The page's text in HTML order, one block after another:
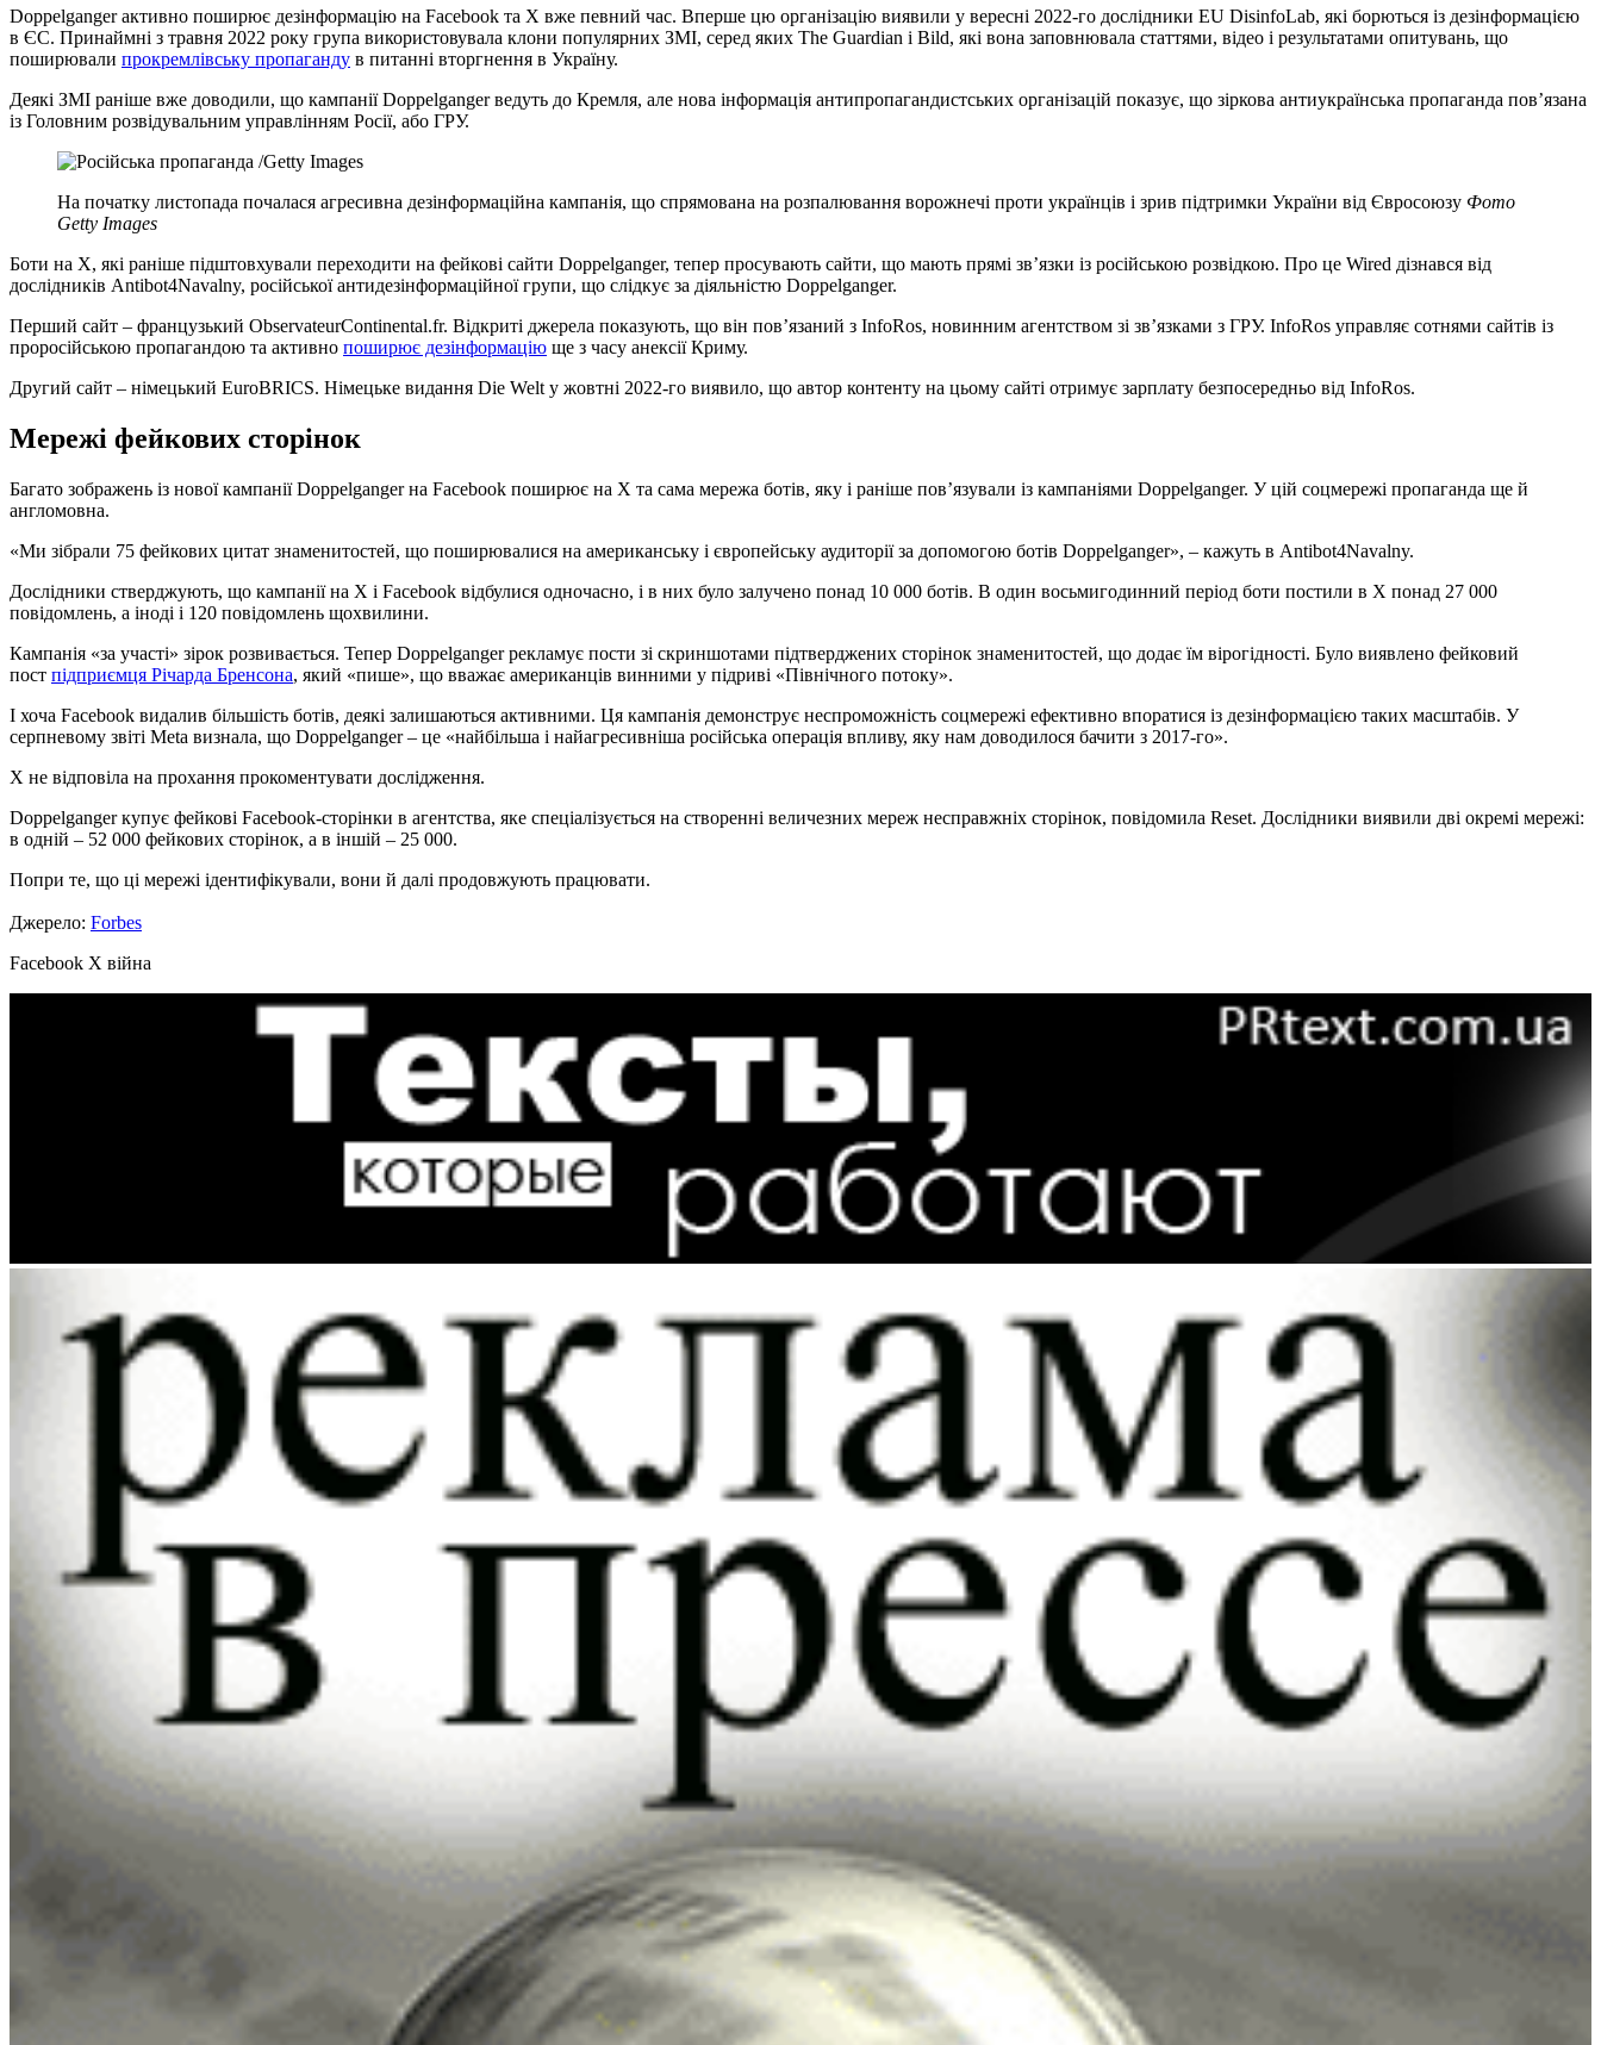
Doppelganger активно поширює дезінформацію на Facebook та X вже певний час. Вперше цю організацію виявили у вересні 2022-го дослідники EU DisinfoLab, які борються із дезінформацією
в ЄС. Принаймні з травня 2022 року група використовувала клони популярних ЗМІ, серед яких The Guardian і Bild, які вона заповнювала статтями, відео і результатами опитувань, що
поширювали прокремлівську пропаганду в питанні вторгнення в Україну.
Деякі ЗМІ раніше вже доводили, що кампанії Doppelganger ведуть до Кремля, але нова інформація антипропагандистських організацій показує, що зіркова антиукраїнська пропаганда повʼязана
із Головним розвідувальним управлінням Росії, або ГРУ.
На початку листопада почалася агресивна дезінформаційна кампанія, що спрямована на розпалювання ворожнечі проти українців і зрив підтримки України від Євросоюзу Фото
Getty Images
Боти на Х, які раніше підштовхували переходити на фейкові сайти Doppelganger, тепер просувають сайти, що мають прямі звʼязки із російською розвідкою. Про це Wired дізнався від
дослідників Antibot4Navalny, російської антидезінформаційної групи, що слідкує за діяльністю Doppelganger.
Перший сайт – французький ObservateurContinental.fr. Відкриті джерела показують, що він повʼязаний з InfoRos, новинним агентством зі звʼязками з ГРУ. InfoRos управляє сотнями сайтів із
проросійською пропагандою та активно поширює дезінформацію ще з часу анексії Криму.
Другий сайт – німецький EuroBRICS. Німецьке видання Die Welt у жовтні 2022-го виявило, що автор контенту на цьому сайті отримує зарплату безпосередньо від InfoRos.
Мережі фейкових сторінок
Багато зображень із нової кампанії Doppelganger на Facebook поширює на Х та сама мережа ботів, яку і раніше повʼязували із кампаніями Doppelganger. У цій соцмережі пропаганда ще й
англомовна.
«Ми зібрали 75 фейкових цитат знаменитостей, що поширювалися на американську і європейську аудиторії за допомогою ботів Doppelganger», – кажуть в Antibot4Navalny.
Дослідники стверджують, що кампанії на Х і Facebook відбулися одночасно, і в них було залучено понад 10 000 ботів. В один восьмигодинний період боти постили в Х понад 27 000
повідомлень, а іноді і 120 повідомлень щохвилини.
Кампанія «за участі» зірок розвивається. Тепер Doppelganger рекламує пости зі скриншотами підтверджених сторінок знаменитостей, що додає їм вірогідності. Було виявлено фейковий
пост підприємця Річарда Бренсона, який «пише», що вважає американців винними у підриві «Північного потоку».
І хоча Facebook видалив більшість ботів, деякі залишаються активними. Ця кампанія демонструє неспроможність соцмережі ефективно впоратися із дезінформацією таких масштабів. У
серпневому звіті Meta визнала, що Doppelganger – це «найбільша і найагресивніша російська операція впливу, яку нам доводилося бачити з 2017-го».
Х не відповіла на прохання прокоментувати дослідження.
Doppelganger купує фейкові Facebook-сторінки в агентства, яке спеціалізується на створенні величезних мереж несправжніх сторінок, повідомила Reset. Дослідники виявили дві окремі мережі:
в одній – 52 000 фейкових сторінок, а в іншій – 25 000.
Попри те, що ці мережі ідентифікували, вони й далі продовжують працювати.
Джерело: Forbes
Facebook X війна